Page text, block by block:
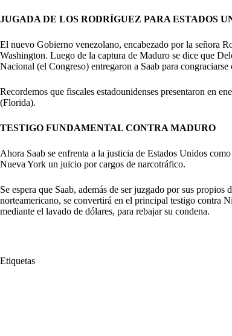
JUGADA DE LOS RODRÍGUEZ PARA ESTADOS
El nuevo Gobierno venezolano, encabezado por la señora
Washington. Luego de la captura de Maduro se dice que
Nacional (el Congreso) entregaron a Saab para
Recordemos que fiscales estadounidenses presentaron en
(Florida).
TESTIGO FUNDAMENTAL CONTRA MADURO
Ahora Saab se enfrenta a la justicia de Estados Unidos
Nueva York un juicio por cargos de narcotráfico.
Se espera que Saab, además de ser juzgado por sus
norteamericano, se convertirá en el principal testigo contra
mediante el lavado de dólares, para rebajar su condena.
Etiquetas